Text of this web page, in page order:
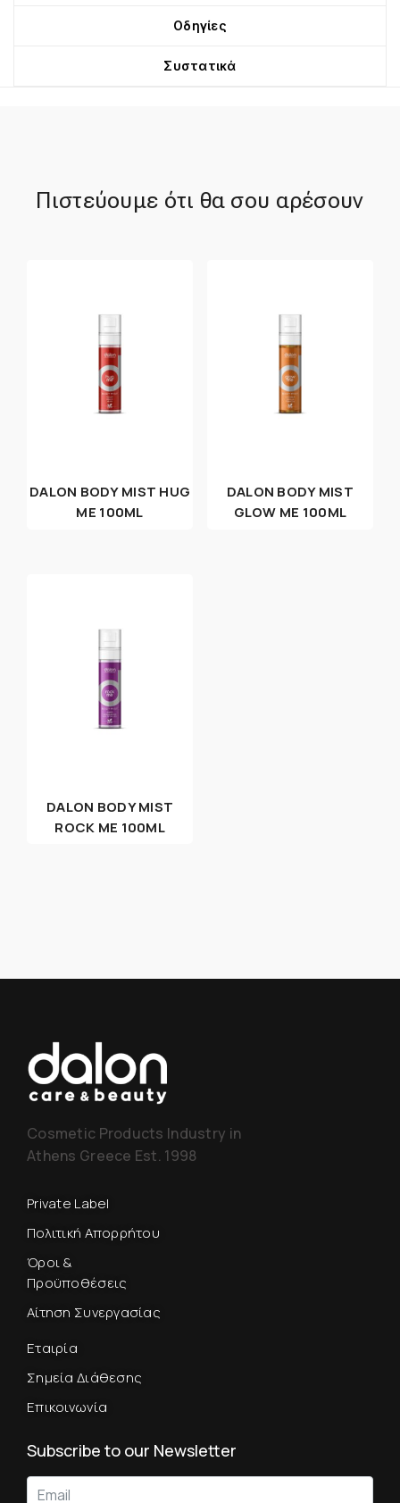
Οδηγίες
Συστατικά
Πιστεύουμε ότι θα σου αρέσουν
DALON BODY MIST HUG
ME 100ML
DALON BODY MIST
GLOW ME 100ML
DALON BODY MIST
ROCK ME 100ML
Cosmetic Products Industry in
Athens Greece Est. 1998
Private Label
Πολιτική Απορρήτου
Όροι &
Προϋποθέσεις
Αίτηση Συνεργασίας
Εταιρία
Σημεία Διάθεσης
Επικοινωνία
Subscribe to our Newsletter